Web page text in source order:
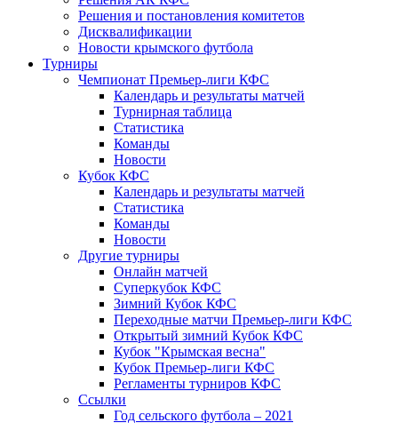
Решения и постановления комитетов
Дисквалификации
Новости крымского футбола
Турниры
Чемпионат Премьер-лиги КФС
Календарь и результаты матчей
Турнирная таблица
Статистика
Команды
Новости
Кубок КФС
Календарь и результаты матчей
Статистика
Команды
Новости
Другие турниры
Онлайн матчей
Суперкубок КФС
Зимний Кубок КФС
Переходные матчи Премьер-лиги КФС
Открытый зимний Кубок КФС
Кубок "Крымская весна"
Кубок Премьер-лиги КФС
Регламенты турниров КФС
Ссылки
Год сельского футбола – 2021